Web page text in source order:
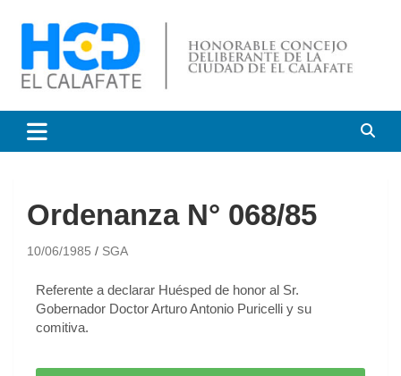
Honorable Concejo
Deliberante de El Calafate
Ordenanza N° 068/85
10/06/1985 SGA
Referente a declarar Huésped de honor al Sr.
Gobernador Doctor Arturo Antonio Puricelli y su
comitiva.